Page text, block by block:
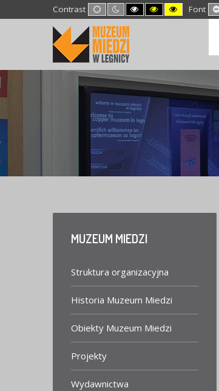
Contrast Default
mode
Night
mode
High
Contrast
High
Contrast
High
Contrast
Font
MUZEUM MIEDZI
Struktura organizacyjna
Historia Muzeum Miedzi
Obiekty Muzeum Miedzi
Projekty
Wydawnictwa